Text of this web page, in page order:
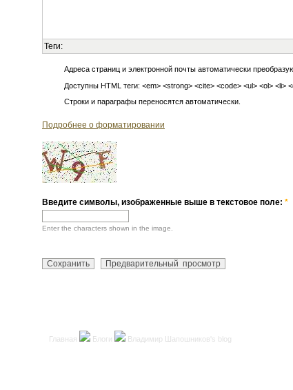
Теги:
Адреса страниц и электронной почты автоматически
Доступны HTML теги: <em> <strong> <cite> <code> <ul> <ol> <li>
Строки и параграфы переносятся автоматически.
Подробнее о форматировании
Введите символы, изображенные выше в текстовое поле: *
Enter the characters shown in the image.
Главная Блоги Владимир Шапошников's blog